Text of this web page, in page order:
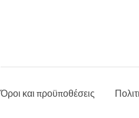
Όροι και προϋποθέσεις